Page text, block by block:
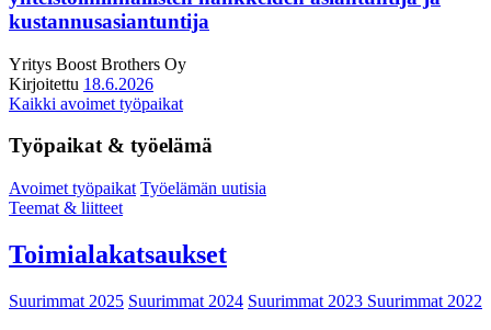
kustannusasiantuntija
Yritys Boost Brothers Oy
Kirjoitettu 18.6.2026
Kaikki avoimet työpaikat
Työpaikat & työelämä
Avoimet työpaikat Työelämän uutisia
Teemat & liitteet
Toimialakatsaukset
Suurimmat 2025 Suurimmat 2024 Suurimmat 2023 Suurimmat 2022